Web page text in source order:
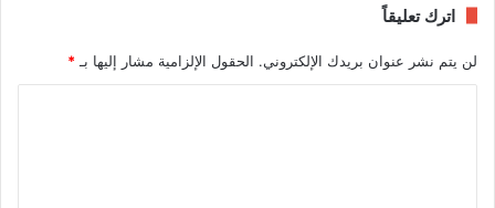
اترك تعليقاً
لن يتم نشر عنوان بريدك الإلكتروني. الحقول الإلزامية مشار إليها بـ *